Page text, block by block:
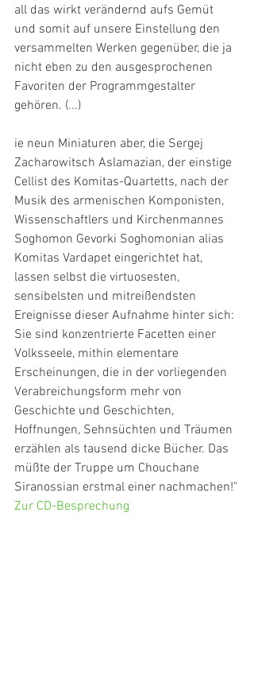
all das wirkt verändernd aufs Gemüt
und somit auf unsere Einstellung den
versammelten Werken gegenüber, die ja
nicht eben zu den ausgesprochenen
Favoriten der Programmgestalter
gehören. (...)
ie neun Miniaturen aber, die Sergej
Zacharowitsch Aslamazian, der einstige
Cellist des Komitas-Quartetts, nach der
Musik des armenischen Komponisten,
Wissenschaftlers und Kirchenmannes
Soghomon Gevorki Soghomonian alias
Komitas Vardapet eingerichtet hat,
lassen selbst die virtuosesten,
sensibelsten und mitreißendsten
Ereignisse dieser Aufnahme hinter sich:
Sie sind konzentrierte Facetten einer
Volksseele, mithin elementare
Erscheinungen, die in der vorliegenden
Verabreichungsform mehr von
Geschichte und Geschichten,
Hoffnungen, Sehnsüchten und Träumen
erzählen als tausend dicke Bücher. Das
müßte der Truppe um Chouchane
Siranossian erstmal einer nachmachen!"
Zur CD-Besprechung